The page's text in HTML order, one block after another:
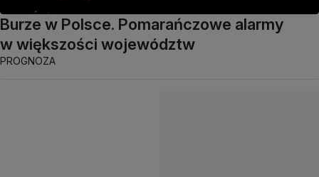
Burze w Polsce. Pomarańczowe alarmy
w większości województw
PROGNOZA